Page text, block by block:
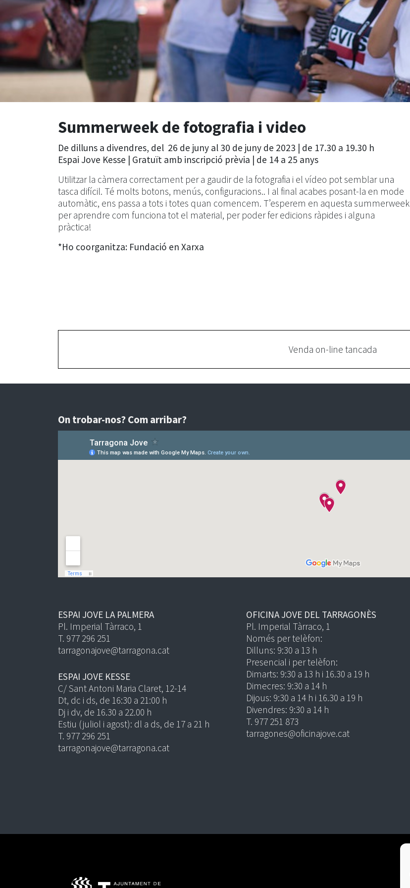
Summerweek de fotografia i video
De dilluns a divendres, del 26 de juny al 30 de juny de 2023 | de 17.30 a 19.30 h
Espai Jove Kesse | Gratuït amb inscripció prèvia | de 14 a 25 anys
Utilitzar la càmera correctament per a gaudir de la fotografia i el vídeo pot semblar una
tasca difícil. Té molts botons, menús, configuracions.. I al final acabes posant-la en mode
automàtic, ens passa a tots i totes quan comencem. T’esperem en aquesta summerweek
per aprendre com funciona tot el material, per poder fer edicions ràpides i alguna
pràctica!
*Ho coorganitza: Fundació en Xarxa
Venda on-line tancada
On trobar-nos? Com arribar?
ESPAI JOVE LA PALMERA
Pl. Imperial Tàrraco, 1
T. 977 296 251
tarragonajove@tarragona.cat
ESPAI JOVE KESSE
C/ Sant Antoni Maria Claret, 12-14
Dt, dc i ds, de 16:30 a 21:00 h
Dj i dv, de 16.30 a 22.00 h
Estiu (juliol i agost): dl a ds, de 17 a 21 h
T. 977 296 251
tarragonajove@tarragona.cat
OFICINA JOVE DEL TARRAGONÈS
Pl. Imperial Tàrraco, 1
Només per telèfon:
Dilluns: 9:30 a 13 h
Presencial i per telèfon:
Dimarts: 9:30 a 13 h i 16.30 a 19 h
Dimecres: 9:30 a 14 h
Dijous: 9:30 a 14 h i 16.30 a 19 h
Divendres: 9:30 a 14 h
T. 977 251 873
tarragones@oficinajove.cat